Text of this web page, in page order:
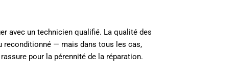
avec un technicien qualifié. La qualité des
reconditionné — mais dans tous les cas,
pour la pérennité de la réparation.